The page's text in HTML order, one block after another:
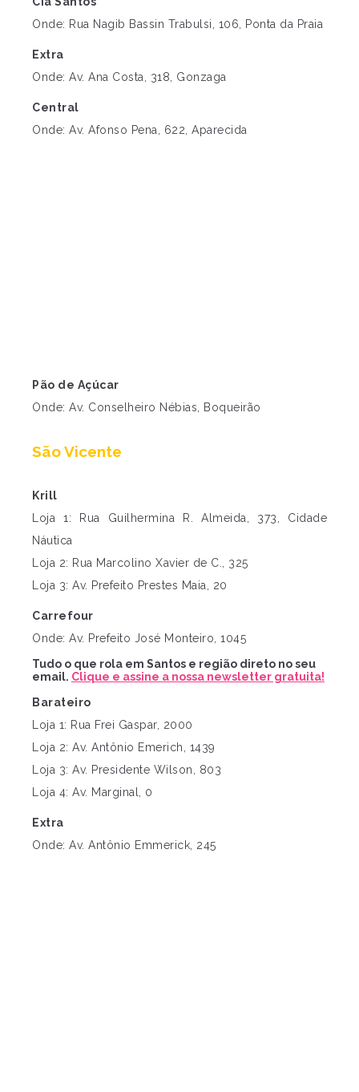
Onde: Rua Nagib Bassin Trabulsi, 106, Ponta da Praia
Extra
Onde: Av. Ana Costa, 318, Gonzaga
Central
Onde: Av. Afonso Pena, 622, Aparecida
Pão de Açúcar
Onde: Av. Conselheiro Nébias, Boqueirão
São Vicente
Krill
Loja 1: Rua Guilhermina R. Almeida, 373, Cidade
Náutica
Loja 2: Rua Marcolino Xavier de C., 325
Loja 3: Av. Prefeito Prestes Maia, 20
Carrefour
Onde: Av. Prefeito José Monteiro, 1045
Tudo o que rola em Santos e região direto no seu
email. Clique e assine a nossa newsletter gratuita!
Barateiro
Loja 1: Rua Frei Gaspar, 2000
Loja 2: Av. Antônio Emerich, 1439
Loja 3: Av. Presidente Wilson, 803
Loja 4: Av. Marginal, 0
Extra
Onde: Av. Antônio Emmerick, 245